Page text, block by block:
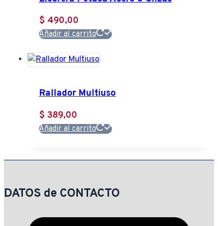
$ 490,00
Añadir al carrito
Rallador Multiuso
$ 389,00
Añadir al carrito
DATOS de CONTACTO